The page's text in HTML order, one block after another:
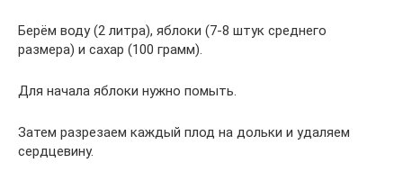
Берём воду (2 литра), яблоки (7-8 штук среднего
размера) и сахар (100 грамм).
Для начала яблоки нужно помыть.
Затем разрезаем каждый плод на дольки и удаляем
сердцевину.